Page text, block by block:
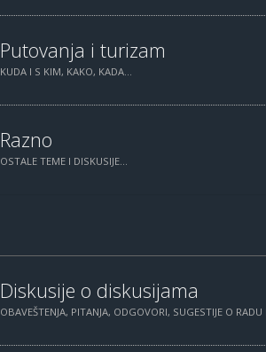
Putovanja i turizam
KUDA I S KIM, KAKO, KADA...
Razno
OSTALE TEME I DISKUSIJE...
Diskusije o diskusijama
OBAVEŠTENJA, PITANJA, ODGOVORI, SUGESTIJE O RADU